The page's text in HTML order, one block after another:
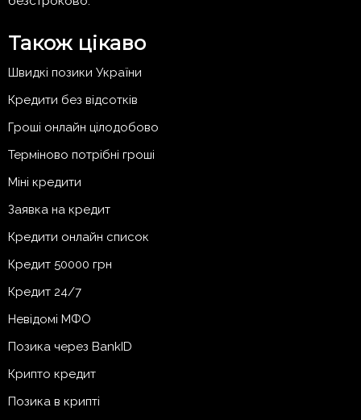
Також цікаво
Швидкі позики України
Кредити без відсотків
Гроші онлайн цілодобово
Терміново потрібні гроші
Міні кредити
Заявка на кредит
Кредити онлайн список
Кредит 50000 грн
Кредит 24/7
Невідомі МФО
Позика через BankID
Крипто кредит
Позика в крипті